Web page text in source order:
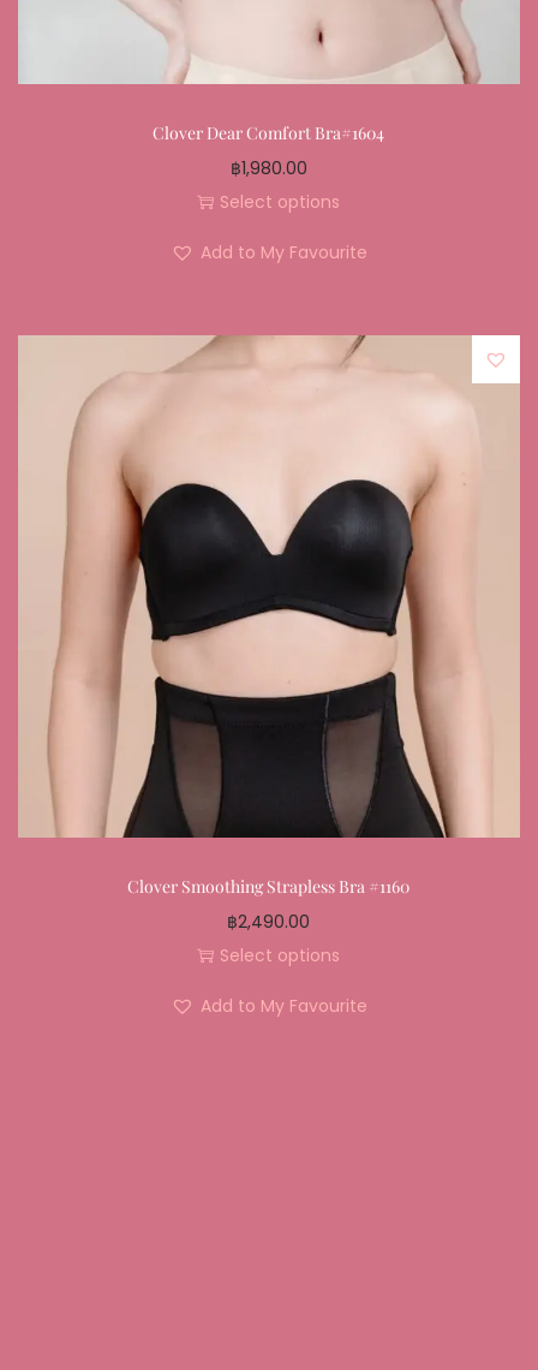
Clover Dear Comfort Bra#1604
฿1,980.00
Select options
Add to My Favourite
Clover Smoothing Strapless Bra #1160
฿2,490.00
Select options
Add to My Favourite